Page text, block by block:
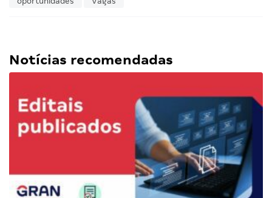
Notícias recomendadas